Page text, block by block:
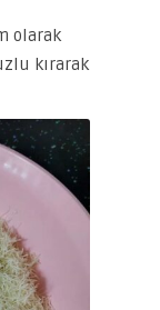
olarak
kırarak